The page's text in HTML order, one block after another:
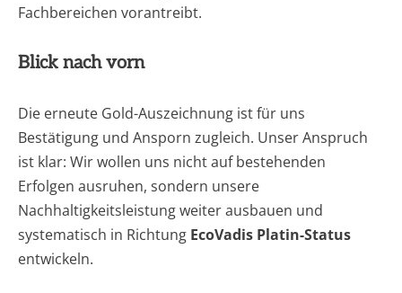
Fachbereichen vorantreibt.
Blick nach vorn
Die erneute Gold-Auszeichnung ist für uns
Bestätigung und Ansporn zugleich. Unser Anspruch
ist klar: Wir wollen uns nicht auf bestehenden
Erfolgen ausruhen, sondern unsere
Nachhaltigkeitsleistung weiter ausbauen und
systematisch in Richtung EcoVadis Platin-Status
entwickeln.